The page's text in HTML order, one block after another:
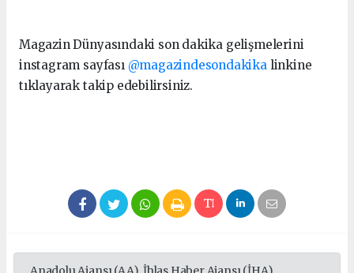
Magazin Dünyasındaki son dakika gelişmelerini
instagram sayfası @magazindesondakika linkine
tıklayarak takip edebilirsiniz.